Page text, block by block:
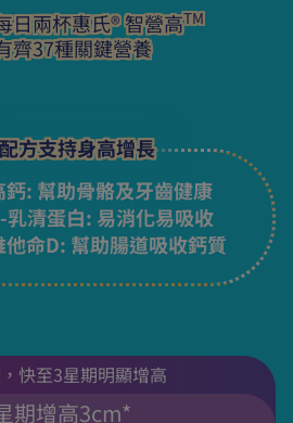
日兩杯惠氏® 智營高TM
齊37種關鍵營養
配方支持身高增長
鈣: 幫助骨骼及牙齒健康
乳清蛋白: 易消化易吸收
他命D: 幫助腸道吸收鈣質
快至3星期明顯增高
期增高3cm*